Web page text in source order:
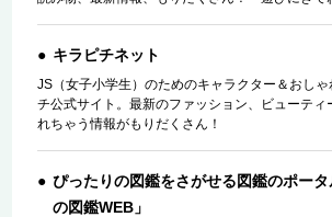
キラピチネット
JS（女子小学生）のためのキャラクター＆おし
チ公式サイト。最新のファッション、ビューティ
れちゃう情報がもりだくさん！
ぴったりの図鑑をさがせる図鑑のポー
の図鑑WEB」